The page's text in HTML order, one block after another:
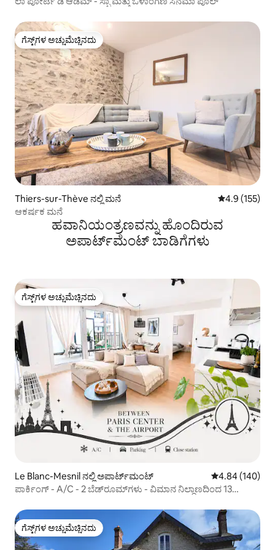
ಗೆಸ್ಟ್‌ಗಳ ಅಚ್ಚುಮೆಚ್ಚಿನದು
ಗೆಸ್ಟ್‌ಗಳ ಅಚ್ಚುಮೆಚ್ಚಿನದು
Thiers-sur-Thève ನಲ್ಲಿ ಮನೆ 5 ರಲ್ಲಿ 4.9
4.9 (155)
ಆಕರ್ಷಕ ಮನೆ
ಹವಾನಿಯಂತ್ರಣವನ್ನು ಹೊಂದಿರುವ
ಅಪಾರ್ಟ್‌ಮೆಂಟ್‌ ಬಾಡಿಗೆಗಳು
ಗೆಸ್ಟ್‌ಗಳ ಅಚ್ಚುಮೆಚ್ಚಿನದು
ಗೆಸ್ಟ್‌ಗಳ ಅಚ್ಚುಮೆಚ್ಚಿನದು
Le Blanc-Mesnil ನಲ್ಲಿ ಅಪಾರ್ಟ್‌ಮಂಟ್ 5 ರಲ್ಲಿ 4.84
4.84 (140)
ಪಾರ್ಕಿಂಗ್ - A/C - 2 ಬೆಡ್‌ರೂಮ್‌ಗಳು - ವಿಮಾನ ನಿಲ್ದಾಣದಿಂದ 13
ಗೆಸ್ಟ್‌ಗಳ ಅಚ್ಚುಮೆಚ್ಚಿನದು
ಗೆಸ್ಟ್‌ಗಳ ಅಚ್ಚುಮೆಚ್ಚಿನದು